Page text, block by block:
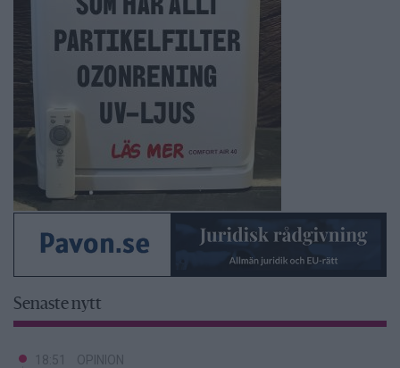
Senaste nytt
18:51 OPINION